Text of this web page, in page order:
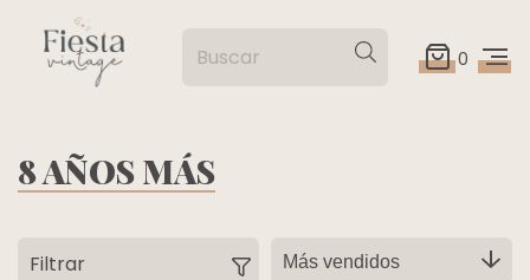
0
8 AÑOS MÁS
Filtrar